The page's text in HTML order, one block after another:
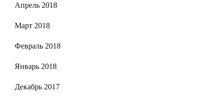
Апрель 2018
Март 2018
Февраль 2018
Январь 2018
Декабрь 2017